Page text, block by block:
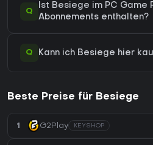
Q
Ist Besiege im PC Game
Abonnements enthalten?
Q Kann ich Besiege hier
Beste Preise für Besiege
1 G2Play KEYSHOP